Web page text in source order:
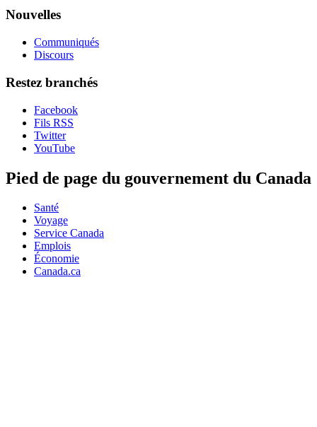
Nouvelles
Communiqués
Discours
Restez branchés
Facebook
Fils RSS
Twitter
YouTube
Pied de page du gouvernement du Canada
Santé
Voyage
Service Canada
Emplois
Économie
Canada.ca